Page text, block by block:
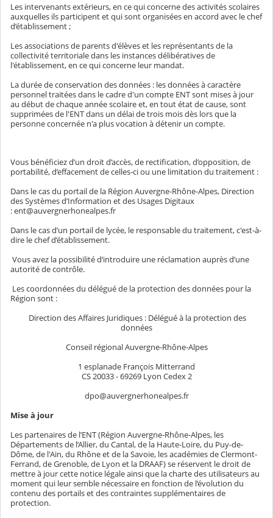
Les intervenants extérieurs, en ce qui concerne des activités scolaires
auxquelles ils participent et qui sont organisées en accord avec le chef
d’établissement ;
Les associations de parents d'élèves et les représentants de la
collectivité territoriale dans les instances délibératives de
l'établissement, en ce qui concerne leur mandat.
La durée de conservation des données : les données à caractère
personnel traitées dans le cadre d'un compte ENT sont mises à jour
au début de chaque année scolaire et, en tout état de cause, sont
supprimées de l'ENT dans un délai de trois mois dès lors que la
personne concernée n'a plus vocation à détenir un compte.
Vous bénéficiez d’un droit d’accès, de rectification, d’opposition, de
portabilité, d’effacement de celles-ci ou une limitation du traitement :
Dans le cas du portail de la Région Auvergne-Rhône-Alpes, Direction
des Systèmes d’Information et des Usages Digitaux
: ent@auvergnerhonealpes.fr
Dans le cas d’un portail de lycée, le responsable du traitement, c'est-à-
dire le chef d’établissement.
Vous avez la possibilité d’introduire une réclamation auprès d’une
autorité de contrôle.
Les coordonnées du délégué de la protection des données pour la
Région sont :
Direction des Affaires Juridiques : Délégué à la protection des
données
Conseil régional Auvergne-Rhône-Alpes
1 esplanade François Mitterrand
CS 20033 - 69269 Lyon Cedex 2
dpo@auvergnerhonealpes.fr
Mise à jour
Les partenaires de l’ENT (Région Auvergne-Rhône-Alpes, les
Départements de l’Allier, du Cantal, de la Haute-Loire, du Puy-de-
Dôme, de l'Ain, du Rhône et de la Savoie, les académies de Clermont-
Ferrand, de Grenoble, de Lyon et la DRAAF) se réservent le droit de
mettre à jour cette notice légale ainsi que la charte des utilisateurs au
moment qui leur semble nécessaire en fonction de l’évolution du
contenu des portails et des contraintes supplémentaires de
protection.